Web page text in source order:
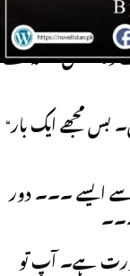
وہ شخص غصہ سے
“چچ۔۔چاچو پلیز خدارا ۔۔۔ ایسا مت کریں۔ بس مجھے ایک بار
ایسے ۔۔۔ دور
۔۔۔
ہے۔ آپ تو